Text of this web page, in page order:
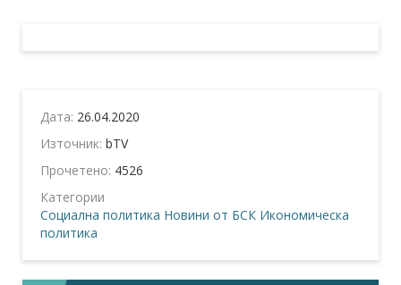
Дата: 26.04.2020
Източник: bTV
Прочетено: 4526
Категории
Социална политика Новини от БСК Икономическа
политика